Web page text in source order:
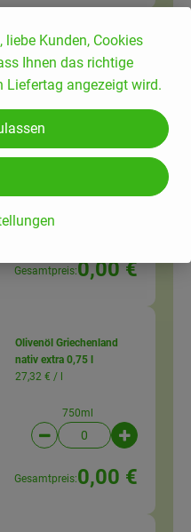
Olivenöl mit Zitrone 250
ml
Gesamtpreis:0,00 €
Olivenöl Griechenland
nativ extra 0,75 l
27,32 € / l
750ml
Artikelanzahl
Gesamtpreis:0,00 €
liebe Kunden, Cookies
Ihnen das richtige
Liefertag angezeigt wird.